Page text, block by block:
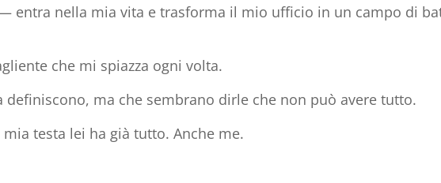
entra nella mia vita e trasforma il mio ufficio in un campo di
che mi spiazza ogni volta.
definiscono, ma che sembrano dirle che non può avere tutto.
testa lei ha già tutto. Anche me.